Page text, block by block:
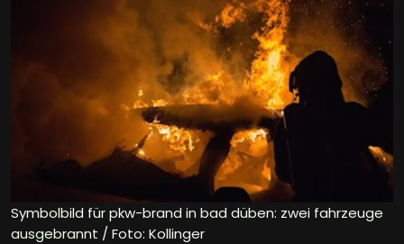
Symbolbild für pkw-brand in bad düben: zwei fahrzeuge
ausgebrannt / Foto: Kollinger